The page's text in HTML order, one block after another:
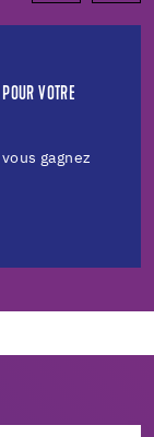
VOTRE
gagnez